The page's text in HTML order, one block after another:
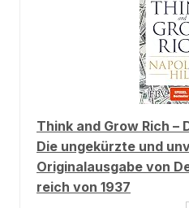
Think and Grow Rich –
Die ungekürzte und
Originalausgabe von
reich von 1937